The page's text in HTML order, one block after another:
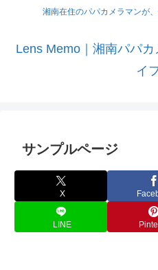
湘南在住のパパカメラマンが
Lens Memo｜湘南パパ
イ
サンプルページ
X
LINE